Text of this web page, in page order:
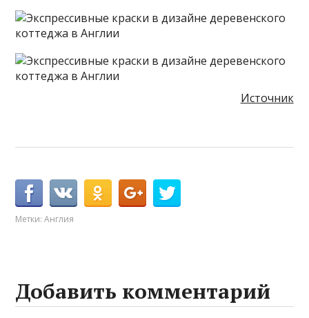
Источник
Метки:Англия
Добавить комментарий